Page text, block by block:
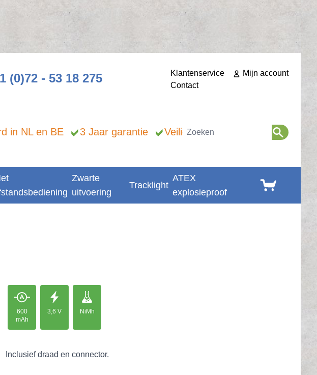
Zoeken
Klantenservice
Mijn account
Contact
(0)72 - 53 18 275
in NL en BE 3 Jaar garantie Veilig betalen
Zwarte
uitvoering
Tracklight
ATEX
explosieproof
Winkelwagen
600
mAh
3,6 V NiMh
Inclusief draad en connector.